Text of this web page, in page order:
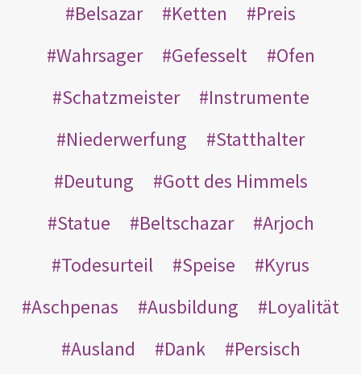
Belsazar
Ketten
Preis
Wahrsager
Gefesselt
Ofen
Schatzmeister
Instrumente
Niederwerfung
Statthalter
Deutung
Gott des Himmels
Statue
Beltschazar
Arjoch
Todesurteil
Speise
Kyrus
Aschpenas
Ausbildung
Loyalität
Ausland
Dank Persisch